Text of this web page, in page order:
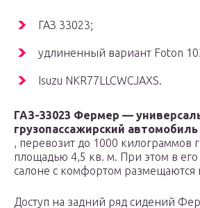
ГАЗ 33023;
удлиненный вариант Foton
Isuzu NKR77LLCWCJAXS.
ГАЗ-33023 Фермер —
грузопассажирский автомобиль
, перевозит до 1000 килограммов
площадью 4,5 кв. м. При этом в
салоне с комфортом размещаются
Доступ на задний ряд сидений